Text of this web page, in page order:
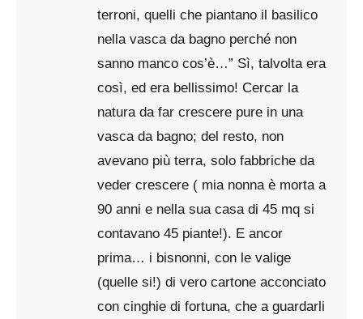
terroni, quelli che piantano il basilico
nella vasca da bagno perché non
sanno manco cos’è…” Sì, talvolta era
così, ed era bellissimo! Cercar la
natura da far crescere pure in una
vasca da bagno; del resto, non
avevano più terra, solo fabbriche da
veder crescere ( mia nonna è morta a
90 anni e nella sua casa di 45 mq si
contavano 45 piante!). E ancor
prima… i bisnonni, con le valige
(quelle si!) di vero cartone acconciato
con cinghie di fortuna, che a guardarli